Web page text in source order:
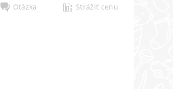
Otázka Strážiť cenu